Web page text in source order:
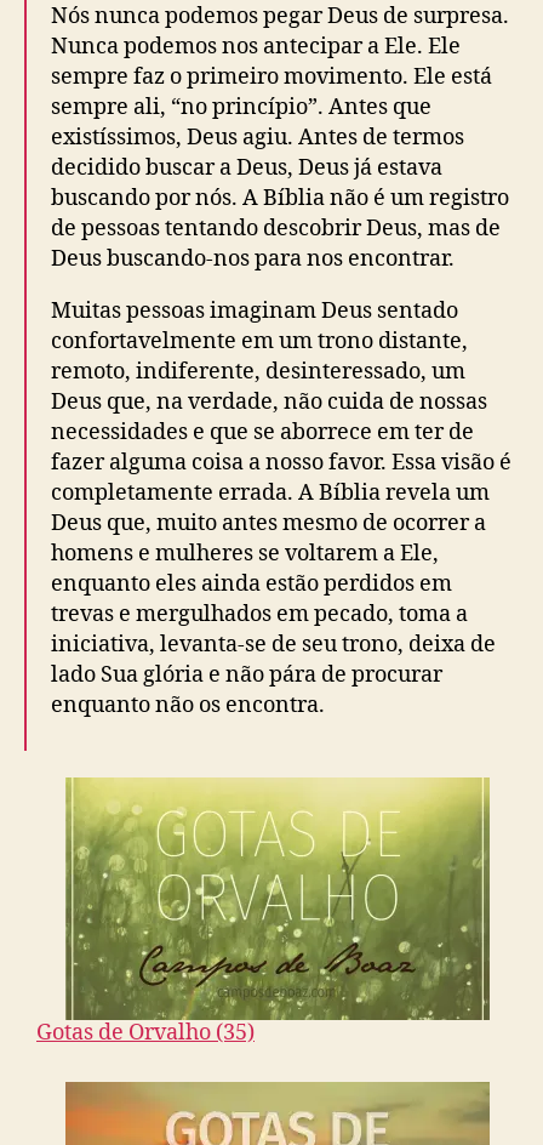
t
o
t
t
)
Nós nunca podemos pegar Deus de surpresa.
Nunca podemos nos antecipar a Ele. Ele
sempre faz o primeiro movimento. Ele está
sempre ali, “no princípio”. Antes que
existíssimos, Deus agiu. Antes de termos
decidido buscar a Deus, Deus já estava
buscando por nós. A Bíblia não é um registro
de pessoas tentando descobrir Deus, mas de
Deus buscando-nos para nos encontrar.
Muitas pessoas imaginam Deus sentado
confortavelmente em um trono distante,
remoto, indiferente, desinteressado, um
Deus que, na verdade, não cuida de nossas
necessidades e que se aborrece em ter de
fazer alguma coisa a nosso favor. Essa visão é
completamente errada. A Bíblia revela um
Deus que, muito antes mesmo de ocorrer a
homens e mulheres se voltarem a Ele,
enquanto eles ainda estão perdidos em
trevas e mergulhados em pecado, toma a
iniciativa, levanta-se de seu trono, deixa de
lado Sua glória e não pára de procurar
enquanto não os encontra.
Gotas de Orvalho (35)